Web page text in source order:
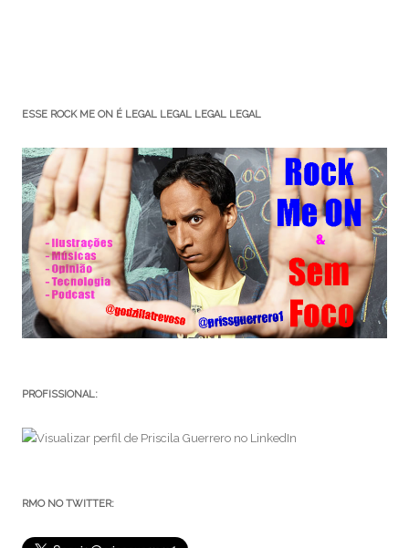
ESSE ROCK ME ON É LEGAL LEGAL LEGAL LEGAL
PROFISSIONAL:
RMO NO TWITTER: